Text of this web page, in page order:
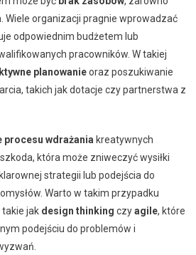
Wiele organizacji pragnie wprowadzać
odpowiednim budżetem lub
pracowników. W takiej
planowanieoraz poszukiwanie
takich jak dotacje czy partnerstwa z
procesu wdrażania kreatywnych
która może zniweczyć wysiłki
strategii lub podejścia do
Warto w takim przypadku
jak design thinking czyagile, które
podejściu do problemów i